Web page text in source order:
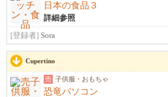
日本の食品３
詳細参照
[登録者] Sora
Cupertino
売 子供服・おもちゃ
恐竜パソコン